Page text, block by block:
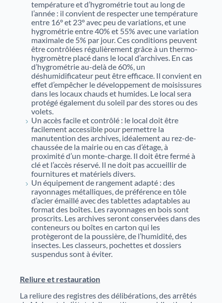
température et d’hygrométrie tout au long de
l’année : il convient de respecter une température
entre 16° et 23° avec peu de variations, et une
hygrométrie entre 40% et 55% avec une variation
maximale de 5% par jour. Ces conditions peuvent
être contrôlées régulièrement grâce à un thermo-
hygromètre placé dans le local d’archives. En cas
d’hygrométrie au-delà de 60%, un
déshumidificateur peut être efficace. Il convient en
effet d’empêcher le développement de moisissures
dans les locaux chauds et humides. Le local sera
protégé également du soleil par des stores ou des
volets.
Un accès facile et contrôlé : le local doit être
facilement accessible pour permettre la
manutention des archives, idéalement au rez-de-
chaussée de la mairie ou en cas d’étage, à
proximité d’un monte-charge. Il doit être fermé à
clé et l’accès réservé. Il ne doit pas accueillir de
fournitures et matériels divers.
Un équipement de rangement adapté : des
rayonnages métalliques, de préférence en tôle
d’acier émaillé avec des tablettes adaptables au
format des boîtes. Les rayonnages en bois sont
proscrits. Les archives seront conservées dans des
conteneurs ou boîtes en carton qui les
protègeront de la poussière, de l’humidité, des
insectes. Les classeurs, pochettes et dossiers
suspendus sont à éviter.
Reliure et restauration
La reliure des registres des délibérations, des arrêtés
Famille et généalogie
Affaires de nationalité et émigration
Evénements historiques, conflits et soldats
Justice Sites et bâtiments
Cadastre, enregistrement et notariat
Métiers et fonctions Culture et loisirs